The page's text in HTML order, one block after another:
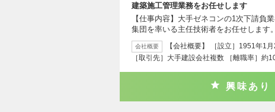
建築施工管理業務をお任せします
【仕事内容】大手ゼネコンの1次下請負
集団を率いる主任技術者をお任せします
会社概要
【会社概要】 ［設立］1951年1
［取引先］大手建設会社複数 ［離職率］約
興味あり